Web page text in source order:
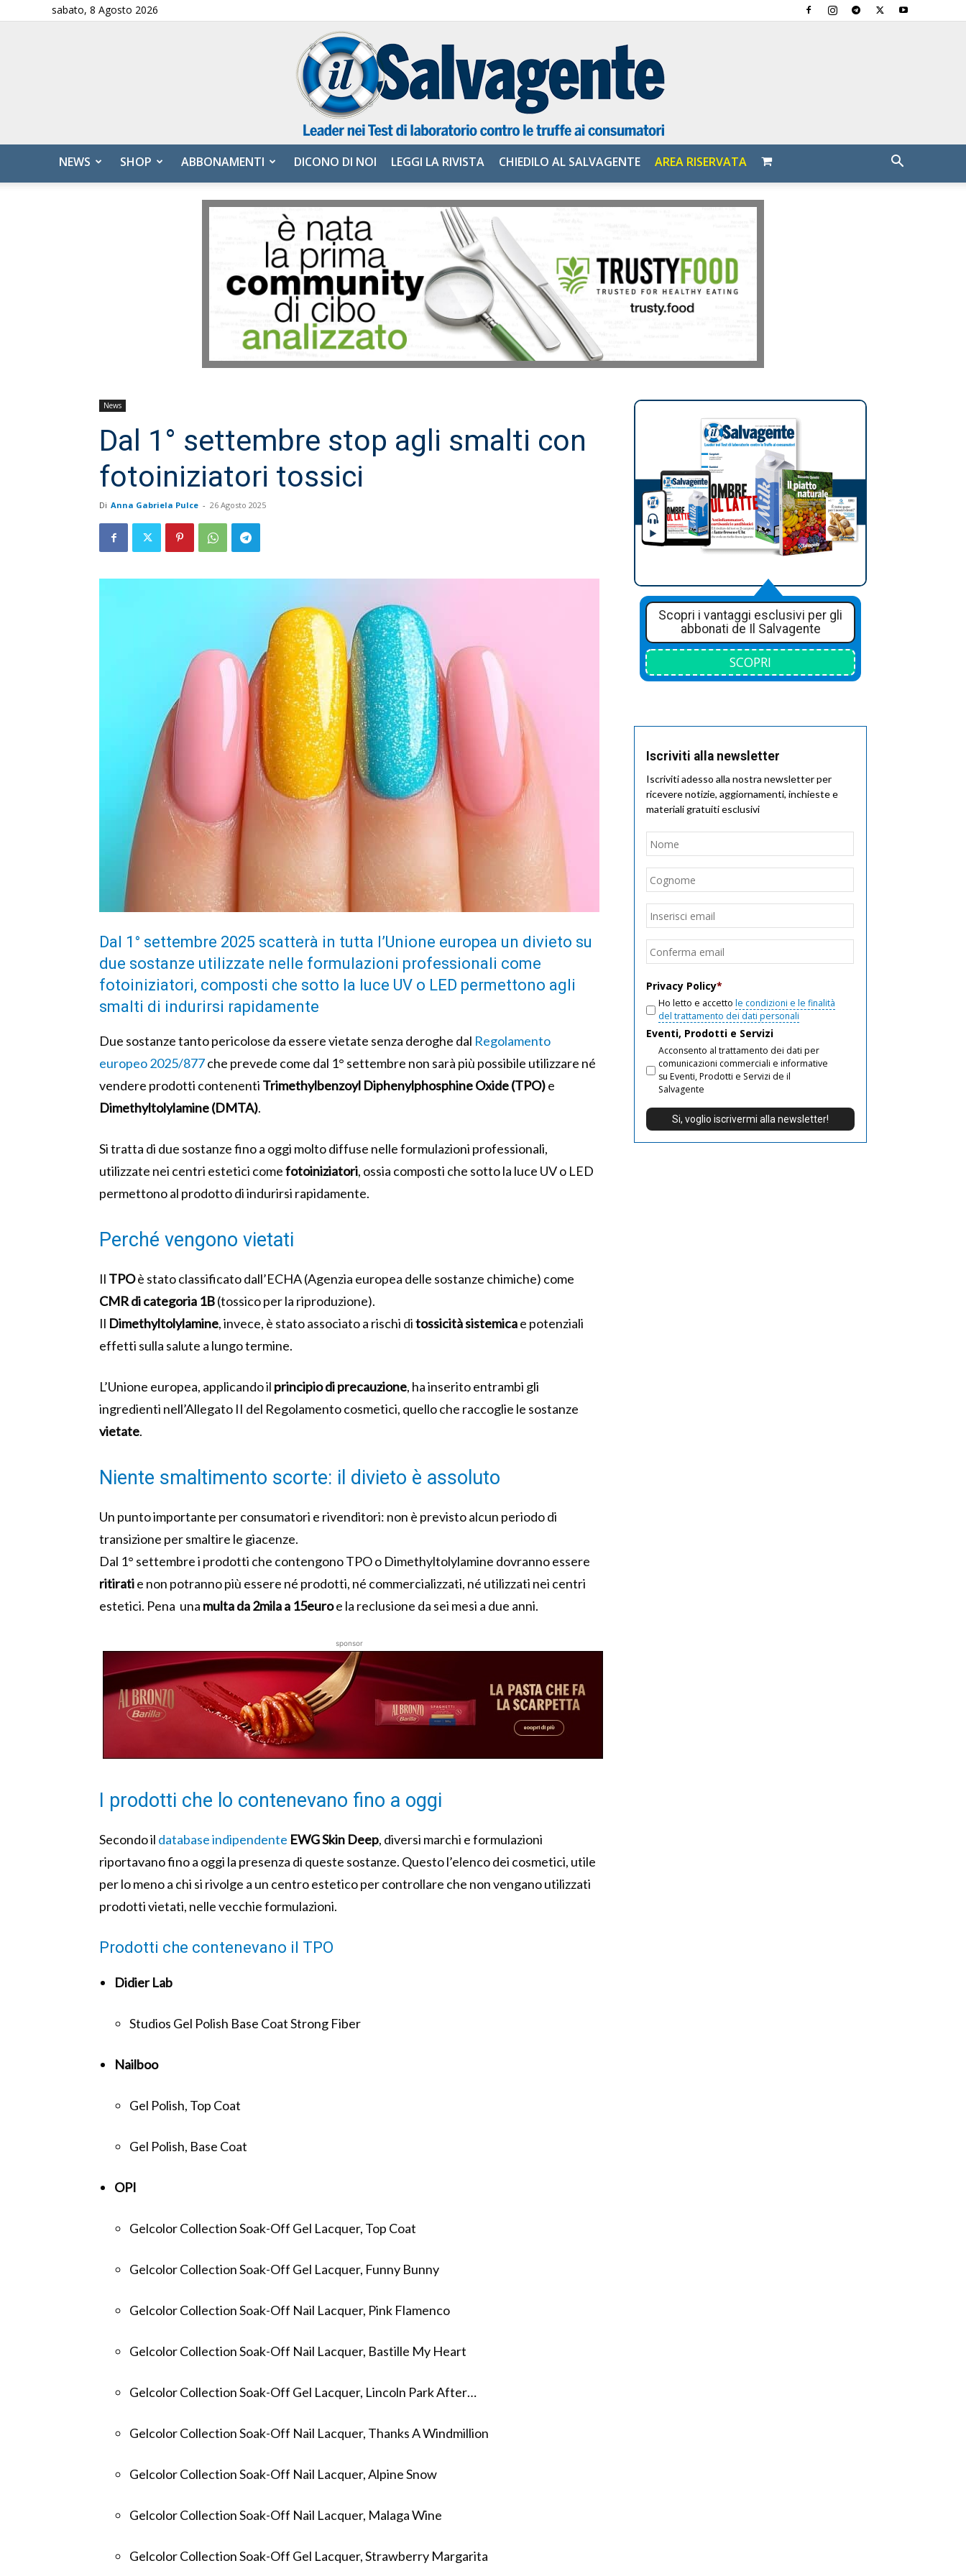
sabato, 8 Agosto 2026
Salvagente
NEWS SHOP ABBONAMENTI DICONO DI NOI LEGGI LA RIVISTA CHIEDILO AL SALVAGENTE AREA RISERVATA
News
Dal 1° settembre stop agli smalti con
fotoiniziatori tossici
Di Anna Gabriela Pulce - 26 Agosto 2025
Dal 1° settembre 2025 scatterà in tutta l’Unione europea un divieto su
due sostanze utilizzate nelle formulazioni professionali come
fotoiniziatori, composti che sotto la luce UV o LED permettono agli
smalti di indurirsi rapidamente
Due sostanze tanto pericolose da essere vietate senza deroghe dal Regolamento
europeo 2025/877che prevede come dal 1° settembre non sarà più possibile utilizzare né
vendere prodotti contenenti Trimethylbenzoyl Diphenylphosphine Oxide (TPO)e
Dimethyltolylamine (DMTA).
Si tratta di due sostanze fino a oggi molto diffuse nelle formulazioni professionali,
utilizzate nei centri estetici comefotoiniziatori, ossia composti che sotto la luce UV o LED
permettono al prodotto di indurirsi rapidamente.
Perché vengono vietati
Il TPOè stato classificato dall’ECHA (Agenzia europea delle sostanze chimiche) come
CMR di categoria 1B(tossico per la riproduzione).
Il Dimethyltolylamine, invece, è stato associato a rischi ditossicità sistemicae potenziali
effetti sulla salute a lungo termine.
L’Unione europea, applicando il principio di precauzione, ha inserito entrambi gli
ingredienti nell’Allegato II del Regolamento cosmetici, quello che raccoglie le sostanze
vietate.
Niente smaltimento scorte: il divieto è assoluto
Un punto importante per consumatori e rivenditori: non è previsto alcun periodo di
transizione per smaltire le giacenze.
Dal 1° settembre i prodotti che contengono TPO o Dimethyltolylamine dovranno essere
ritiratie non potranno più essere né prodotti, né commercializzati, né utilizzati nei centri
estetici. Pena una multa da 2mila a 15euroe la reclusione da sei mesi a due anni.
sponsor
I prodotti che lo contenevano fino a oggi
Secondo il database indipendente EWG Skin Deep, diversi marchi e formulazioni
riportavano fino a oggi la presenza di queste sostanze. Questo l’elenco dei cosmetici, utile
per lo meno a chi si rivolge a un centro estetico per controllare che non vengano utilizzati
prodotti vietati, nelle vecchie formulazioni.
Prodotti che contenevano il TPO
Didier Lab
Studios Gel Polish Base Coat Strong Fiber
Nailboo
Gel Polish, Top Coat
Gel Polish, Base Coat
OPI
Gelcolor Collection Soak-Off Gel Lacquer, Top Coat
Gelcolor Collection Soak-Off Gel Lacquer, Funny Bunny
Gelcolor Collection Soak-Off Nail Lacquer, Pink Flamenco
Gelcolor Collection Soak-Off Nail Lacquer, Bastille My Heart
Gelcolor Collection Soak-Off Gel Lacquer, Lincoln Park After…
Gelcolor Collection Soak-Off Nail Lacquer, Thanks A Windmillion
Gelcolor Collection Soak-Off Nail Lacquer, Alpine Snow
Gelcolor Collection Soak-Off Nail Lacquer, Malaga Wine
Gelcolor Collection Soak-Off Gel Lacquer, Strawberry Margarita
Scopri i vantaggi esclusivi per gli
abbonati de Il Salvagente
SCOPRI
Iscriviti alla newsletter
Iscriviti adesso alla nostra newsletter per
ricevere notizie, aggiornamenti, inchieste e
materiali gratuiti esclusivi
Nome
Email
Privacy Policy*
Ho letto e accetto le condizioni e le finalità
del trattamento dei dati personali
Eventi, Prodotti e Servizi
Acconsento al trattamento dei dati per
comunicazioni commerciali e informative
su Eventi, Prodotti e Servizi de il
Salvagente